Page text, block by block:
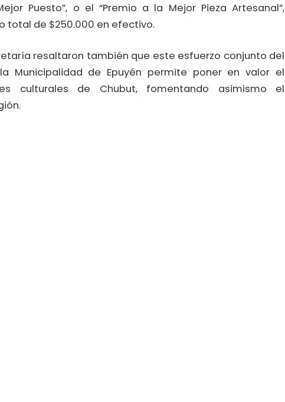
Puesto”, o el “Premio a la Mejor Pieza Artesanal”,
total de $250.000 en efectivo.
resaltaron también que este esfuerzo conjunto del
Municipalidad de Epuyén permite poner en valor el
culturales de Chubut, fomentando asimismo el